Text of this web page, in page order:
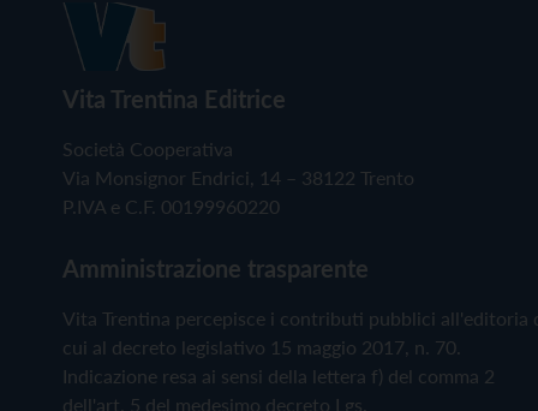
Vita Trentina Editrice
Società Cooperativa
Via Monsignor Endrici, 14 – 38122 Trento
P.IVA e C.F. 00199960220
Amministrazione trasparente
Vita Trentina percepisce i contributi pubblici all'editoria
cui al decreto legislativo 15 maggio 2017, n. 70.
Indicazione resa ai sensi della lettera f) del comma 2
dell'art. 5 del medesimo decreto Lgs.